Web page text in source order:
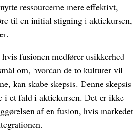
ressourcerne mere effektivt,
til en initial stigning i aktiekursen,
fusionen medfører usikkerhed
om, hvordan de to kulturer vil
kan skabe skepsis. Denne skepsis
i et fald i aktiekursen. Det er ikke
af en fusion, hvis markedet